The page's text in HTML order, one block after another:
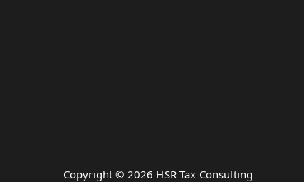
Copyright © 2026 HSR Tax Consulting